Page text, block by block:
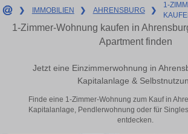
❯ IMMOBILIEN ❯ AHRENSBURG ❯
1-
1-Zimmer-Wohnung kaufen in
Apartment finden
Jetzt eine Einzimmerwohnung in
Kapitalanlage &
Finde eine 1-Zimmer-Wohnung zum Kauf in
Kapitalanlage, Pendlerwohnung oder für
entdecken.